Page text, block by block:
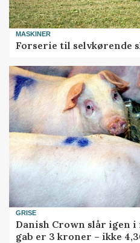
MASKINER
Forserie til selvkørende
GRISE
Danish Crown slår igen
gab er 3 kroner – ikke